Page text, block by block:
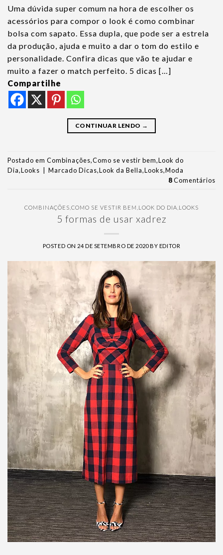
Uma dúvida super comum na hora de escolher os
acessórios para compor o look é como combinar
bolsa com sapato. Essa dupla, que pode ser a estrela
da produção, ajuda e muito a dar o tom do estilo e
personalidade. Confira dicas que vão te ajudar e
muito a fazer o match perfeito. 5 dicas […]
Compartilhe
CONTINUAR LENDO →
Postado em Combinações,Como se vestir bem,Look do
Dia,Looks Marcado Dicas,Look da Bella,Looks,Moda
8Comentários
COMBINAÇÕES COMO SE VESTIR BEM LOOK DO DIA LOOKS
5 formas de usar xadrez
POSTED ON 24 DE SETEMBRO DE 2020BY EDITOR